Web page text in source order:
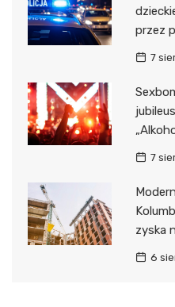
przez
7
7
zyska
6